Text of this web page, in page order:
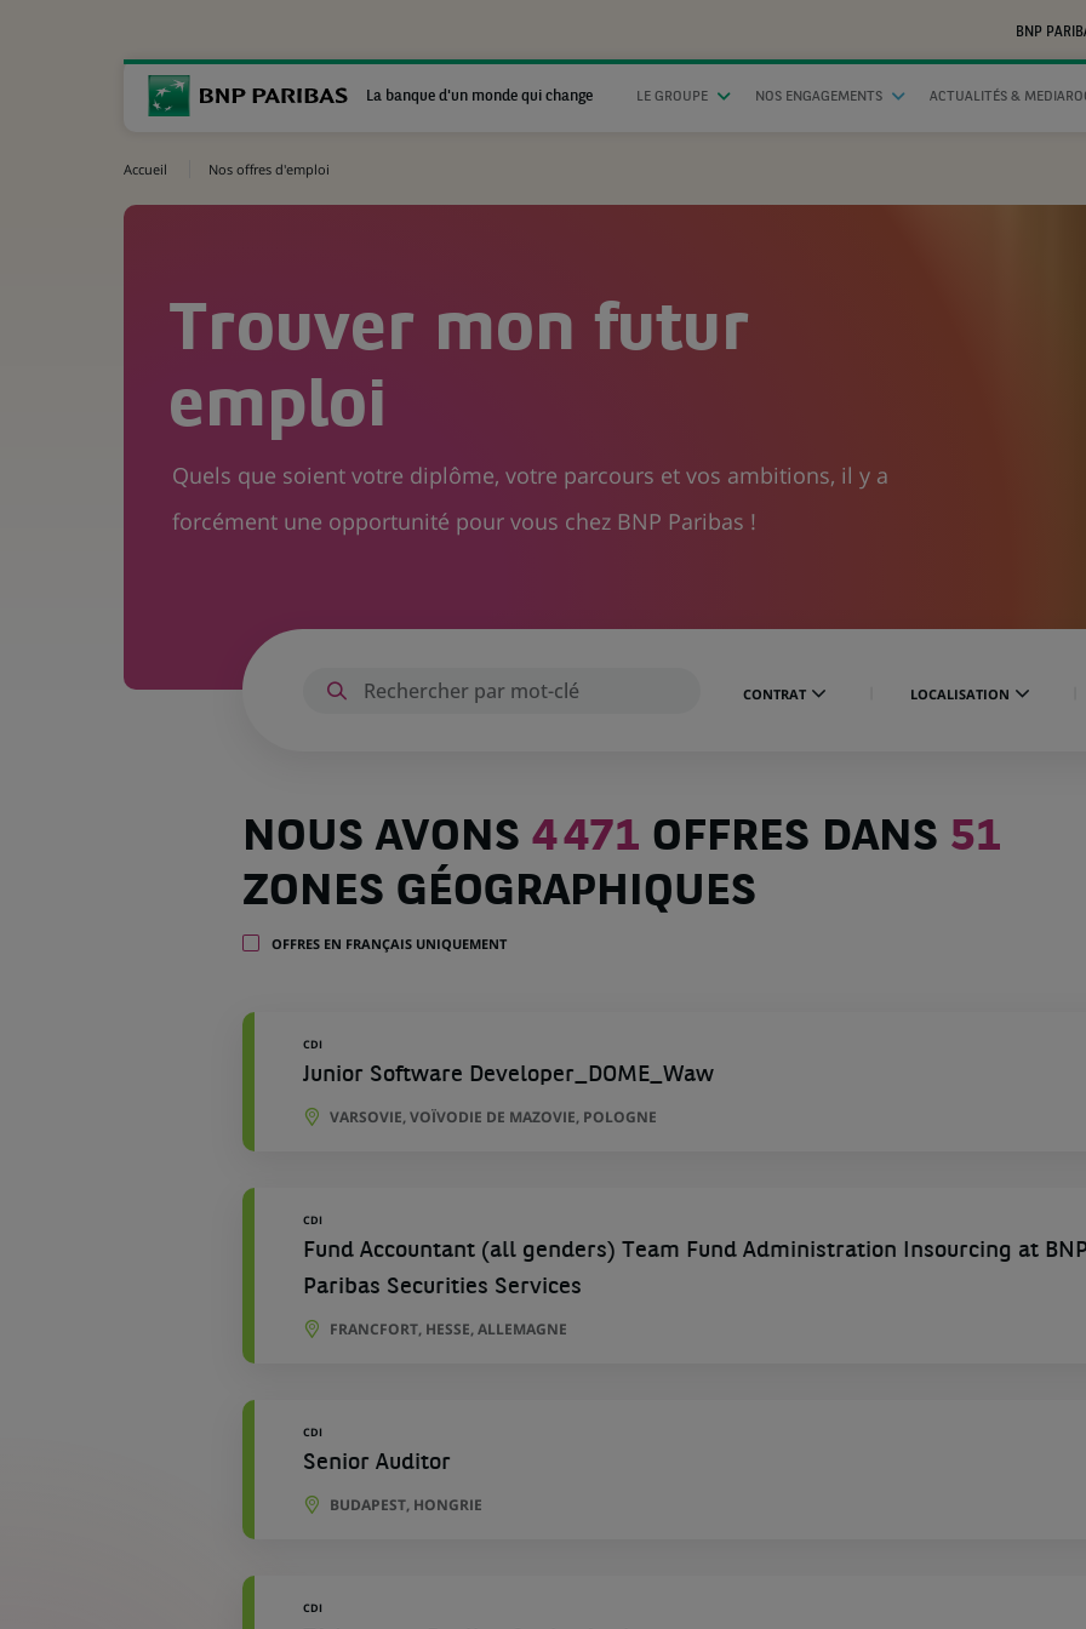
BNP
La banque d'un monde qui change LE GROUPE NOS ENGAGEMENTS ACTUALITÉS &
Accueil Nos offres d'emploi
Trouver mon futur
emploi
Quels que soient votre diplôme, votre parcours et vos ambitions, il y a
forcément une opportunité pour vous chez BNP Paribas !
CONTRAT LOCALISATION
Nous
avons
4 471
offres
51
NOUS AVONS 4 471 OFFRES DANS 51
ZONES GÉOGRAPHIQUES
OFFRES EN FRANÇAIS UNIQUEMENT
CDI
Junior Software Developer_DOME_Waw
VARSOVIE, VOÏVODIE DE MAZOVIE, POLOGNE
CDI
Fund Accountant (all genders) Team Fund Administration Insourcing at
Paribas Securities Services
FRANCFORT, HESSE, ALLEMAGNE
CDI
Senior Auditor
BUDAPEST, HONGRIE
CDI